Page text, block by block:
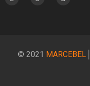
© 2021 MARCEBEL